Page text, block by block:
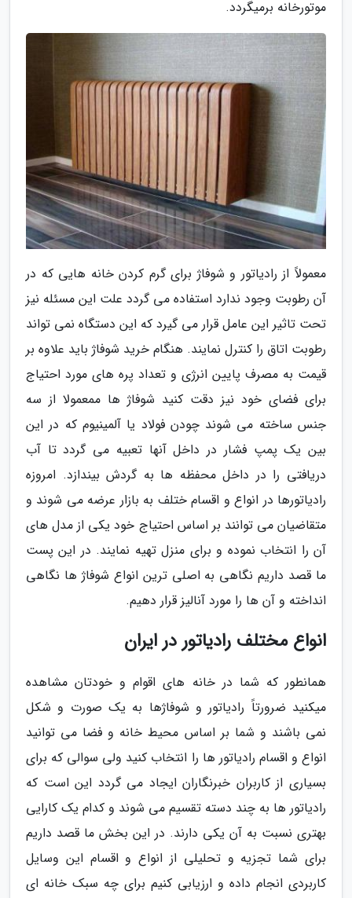
موتورخانه برمیگردد.
معمولاً از رادیاتور و شوفاژ برای گرم کردن خانه هایی که در
آن رطوبت وجود ندارد استفاده می گردد علت این مسئله نیز
تحت تاثیر این عامل قرار می گیرد که این دستگاه نمی تواند
رطوبت اتاق را کنترل نمایند. هنگام خرید شوفاژ باید علاوه بر
قیمت به مصرف پایین انرژی و تعداد پره های مورد احتیاج
برای فضای خود نیز دقت کنید شوفاژ ها ممعمولا از سه
جنس ساخته می شوند چودن فولاد یا آلمینیوم که در این
بین یک پمپ فشار در داخل آنها تعبیه می گردد تا آب
دریافتی را در داخل محفظه ها به گردش بیندازد. امروزه
رادیاتورها در انواع و اقسام ختلف به بازار عرضه می شوند و
متقاضیان می توانند بر اساس احتیاج خود یکی از مدل های
آن را انتخاب نموده و برای منزل تهیه نمایند. در این پست
ما قصد داریم نگاهی به اصلی ترین انواع شوفاژ ها نگاهی
انداخته و آن ها را مورد آنالیز قرار دهیم.
انواع مختلف رادیاتور در ایران
همانطور که شما در خانه های اقوام و خودتان مشاهده
میکنید ضرورتاً رادیاتور و شوفاژها به یک صورت و شکل
نمی باشند و شما بر اساس محیط خانه و فضا می توانید
انواع و اقسام رادیاتور ها را انتخاب کنید ولی سوالی که برای
بسیاری از کاربران خبرنگاران ایجاد می گردد این است که
رادیاتور ها به چند دسته تقسیم می شوند و کدام یک کارایی
بهتری نسبت به آن یکی دارند. در این بخش ما قصد داریم
برای شما تجزیه و تحلیلی از انواع و اقسام این وسایل
کاربردی انجام داده و ارزیابی کنیم برای چه سبک خانه ای